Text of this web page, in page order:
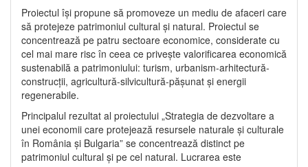
Proiectul își propune să promoveze un mediu de afaceri care
să protejeze patrimoniul cultural și natural. Proiectul se
concentrează pe patru sectoare economice, considerate cu
cel mai mare risc în ceea ce privește valorificarea economică
sustenabilă a patrimoniului: turism, urbanism-arhitectură-
construcții, agricultură-silvicultură-pășunat și energii
regenerabile.
Principalul rezultat al proiectului „Strategia de dezvoltare a
unei economii care protejează resursele naturale și culturale
în România și Bulgaria” se concentrează distinct pe
patrimoniul cultural și pe cel natural. Lucrarea este